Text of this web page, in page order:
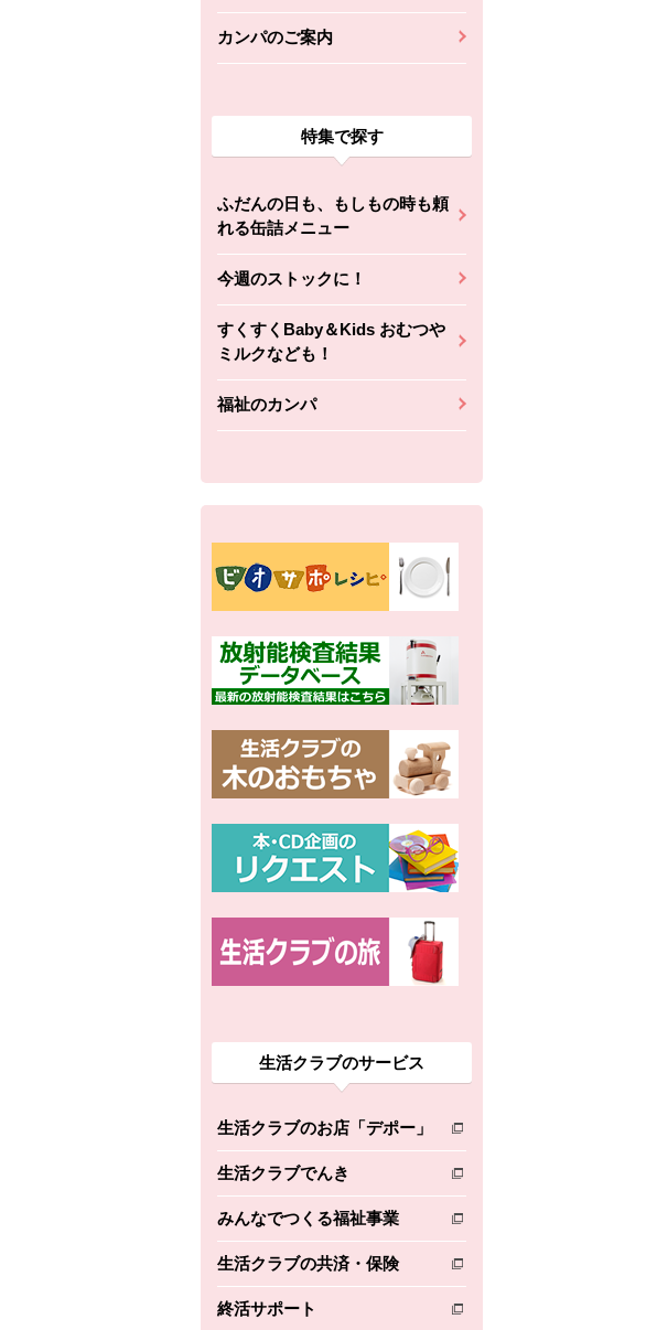
カンパのご案内
特集で探す
ふだんの日も、もしもの時も頼
れる缶詰メニュー
今週のストックに！
すくすくBaby＆Kids おむつや
ミルクなども！
福祉のカンパ
生活クラブのサービス
生活クラブのお店「デポー」
別のウィンドウで開きます。
生活クラブでんき
別のウィンドウで開きます。
みんなでつくる福祉事業
別のウィンドウで開きます。
生活クラブの共済・保険
別のウィンドウで開きます。
終活サポート
別のウィンドウで開きます。